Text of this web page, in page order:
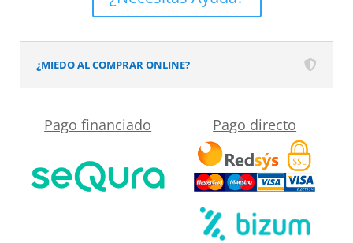
ARMY
Negro
Mate
¿MIEDO AL COMPRAR ONLINE?
Pago financiado Pago directo